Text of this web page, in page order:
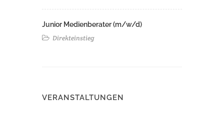
Junior Medienberater (m/w/d)
Direkteinstieg
VERANSTALTUNGEN